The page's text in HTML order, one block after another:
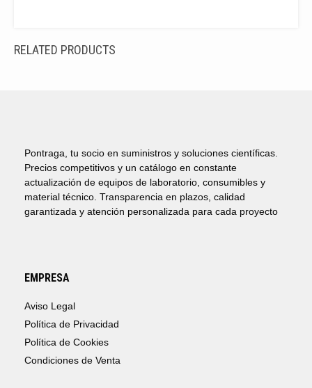
RELATED PRODUCTS
Pontraga, tu socio en suministros y soluciones científicas.
Precios competitivos y un catálogo en constante
actualización de equipos de laboratorio, consumibles y
material técnico. Transparencia en plazos, calidad
garantizada y atención personalizada para cada proyecto
EMPRESA
Aviso Legal
Política de Privacidad
Política de Cookies
Condiciones de Venta